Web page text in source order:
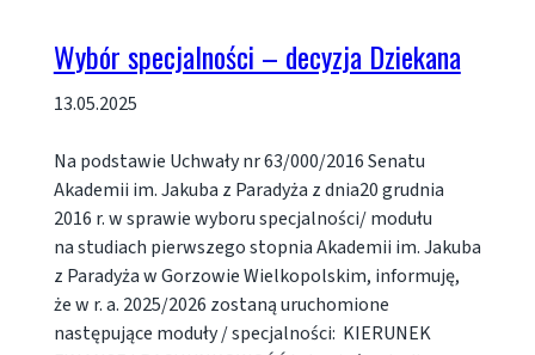
Wybór specjalności – decyzja Dziekana
13.05.2025
Na podstawie Uchwały nr 63/000/2016 Senatu
Akademii im. Jakuba z Paradyża z dnia20 grudnia
2016 r. w sprawie wyboru specjalności/ modułu
na studiach pierwszego stopnia Akademii im. Jakuba
z Paradyża w Gorzowie Wielkopolskim, informuję,
że w r. a. 2025/2026 zostaną uruchomione
następujące moduły / specjalności: KIERUNEK